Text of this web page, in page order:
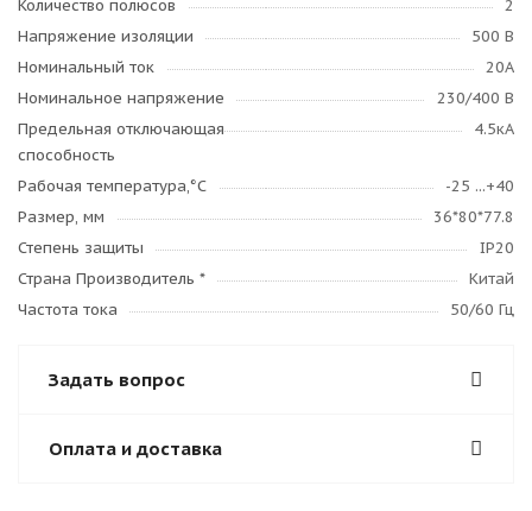
Количество полюсов
2
Напряжение изоляции
500 В
Номинальный ток
20А
Номинальное напряжение
230/400 В
Предельная отключающая
способность
4.5кА
Рабочая температура,°C
-25 ...+40
Размер, мм
36*80*77.8
Степень защиты
IP20
Страна Производитель *
Китай
Частота тока
50/60 Гц
Задать вопрос
Оплата и доставка